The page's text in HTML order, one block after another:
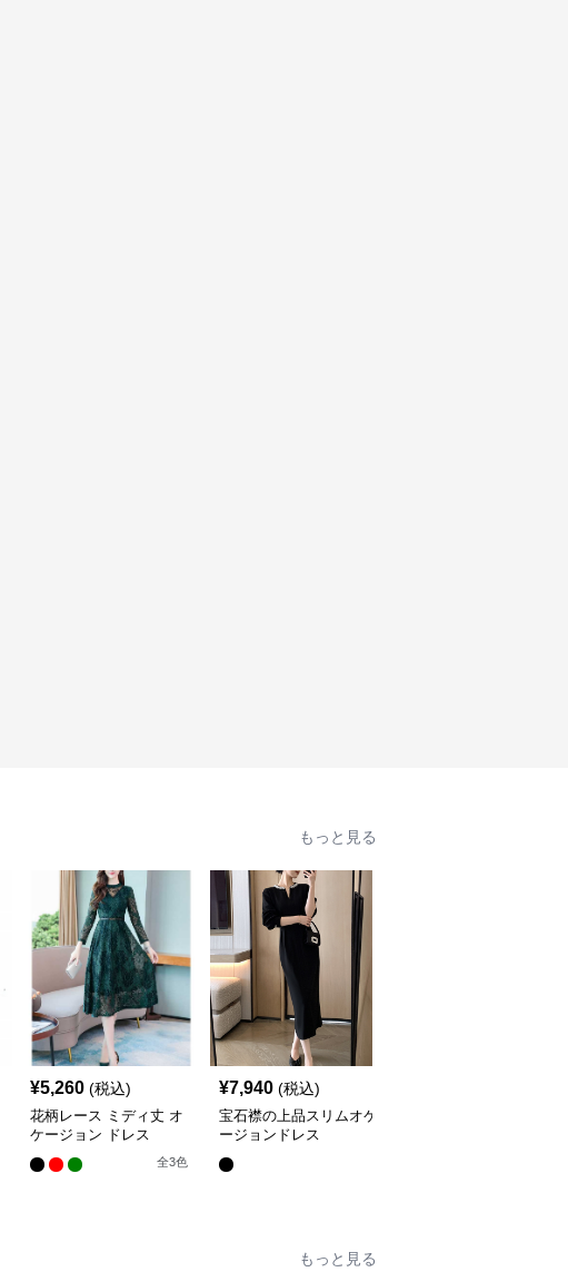
もっと見る
¥5,260 (税込)
花柄レース ミディ丈 オ
ケージョン ドレス
全3色
¥7,940 (税込)
宝石襟の上品スリムオケ
ージョンドレス
もっと見る